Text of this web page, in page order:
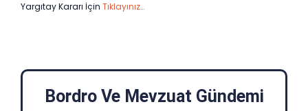
Yargıtay Kararı İçin Tıklayınız…
Bordro Ve Mevzuat Gündemi